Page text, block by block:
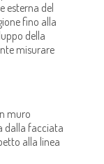
esterna del
fino alla
della
misurare
muro
dalla facciata
alla linea